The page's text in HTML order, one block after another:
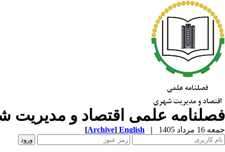
فصلنامه علمی اقتصاد و مدیریت
جمعه 16 مرداد 1405 |
English
[Archive]